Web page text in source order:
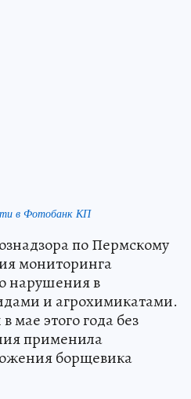
в Фотобанк КП
по Пермскому
мониторинга
нарушения в
и агрохимикатами.
мае этого года без
применила
борщевика